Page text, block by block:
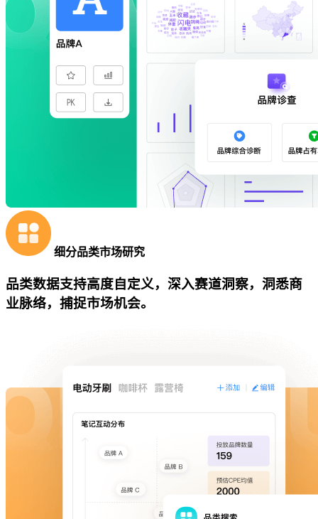
细分品类市场研究
品类数据支持高度自定义，深入赛道洞察，洞悉商
业脉络，捕捉市场机会。